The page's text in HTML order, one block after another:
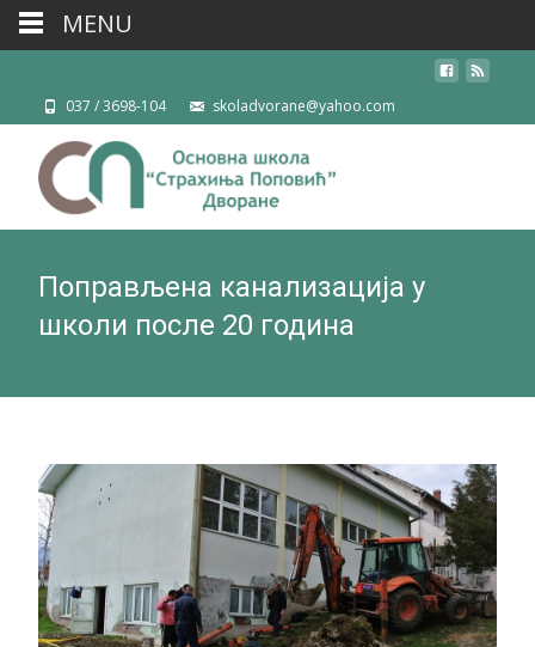
037 / 3698-104 skoladvorane@yahoo.com
Поправљена канализација у
школи после 20 година
MENU